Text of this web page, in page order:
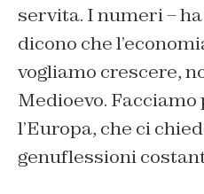
servita. I numeri –
dicono che
vogliamo crescere,
Medioevo.
l’Europa, che ci
genuflessioni